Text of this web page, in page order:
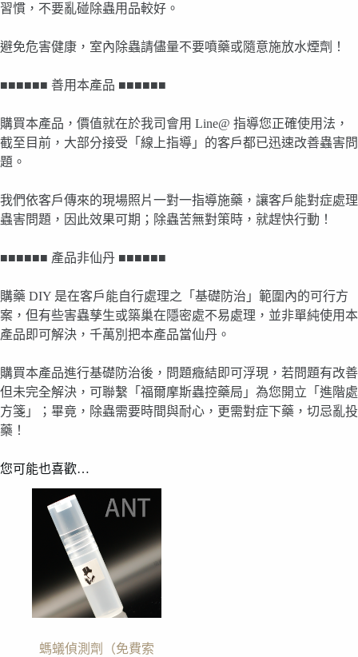
習慣，不要亂碰除蟲用品較好。
避免危害健康，室內除蟲請儘量不要噴藥或隨意施放水煙劑！
■■■■■■ 善用本產品 ■■■■■■
購買本產品，價值就在於我司會用 Line@ 指導您正確使用法，
截至目前，大部分接受「線上指導」的客戶都已迅速改善蟲害問
題。
我們依客戶傳來的現場照片一對一指導施藥，讓客戶能對症處理
蟲害問題，因此效果可期；除蟲苦無對策時，就趕快行動！
■■■■■■ 產品非仙丹 ■■■■■■
購藥 DIY 是在客戶能自行處理之「基礎防治」範圍內的可行方
案，但有些害蟲孳生或築巢在隱密處不易處理，並非單純使用本
產品即可解決，千萬別把本產品當仙丹。
購買本產品進行基礎防治後，問題癥結即可浮現，若問題有改善
但未完全解決，可聯繫「福爾摩斯蟲控藥局」為您開立「進階處
方箋」；畢竟，除蟲需要時間與耐心，更需對症下藥，切忌亂投
藥！
您可能也喜歡…
螞蟻偵測劑（免費索